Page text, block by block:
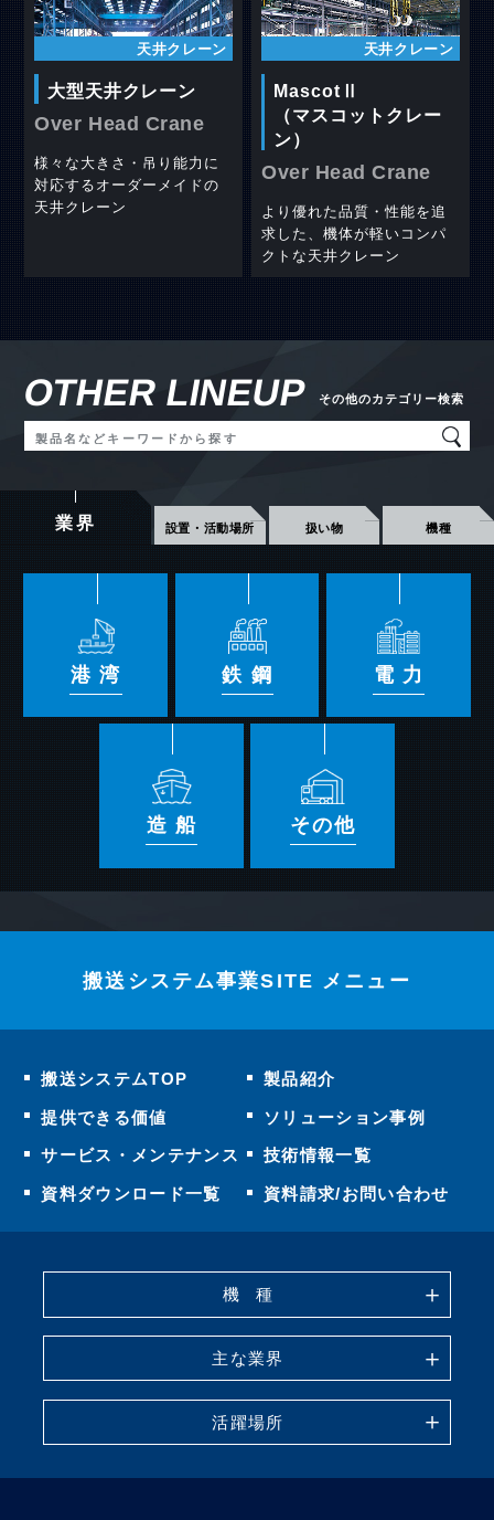
天井クレーン
大型天井クレーン
Over Head Crane
様々な大きさ・吊り能力に
対応するオーダーメイドの
天井クレーン
天井クレーン
MascotⅡ
（マスコットクレー
ン）
Over Head Crane
より優れた品質・性能を追
求した、機体が軽いコンパ
クトな天井クレーン
OTHER LINEUP その他のカテゴリー検索
業界 設置 ・活動場所 扱い物 機種
港湾 鉄 鋼 電 力
造 船 その他
港 製鉄所 発電所
造船所 その他
コンテナクレーン
遠隔・自動
RTG（ARTG)
ハイブリッド
電源装置
橋形クレーン 門型クレーン
水平引込式クレー
連続式アンローダ 連続機
搬送システム事業SITE メニュー
搬送システムTOP 製品紹介
提供できる価値 ソリューション事例
サービス・メンテナンス 技術情報一覧
資料ダウンロード一覧 資料請求/お問い合わせ
機 種
主な業界
活躍場所